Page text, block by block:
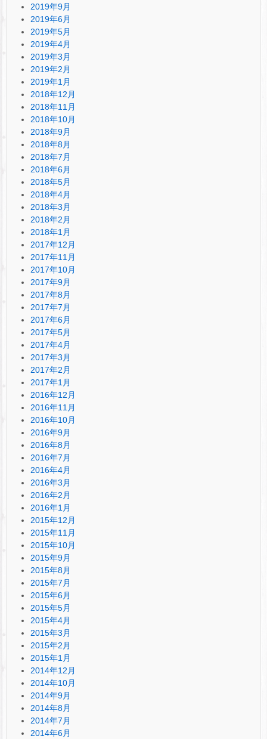
2019年9月
2019年6月
2019年5月
2019年4月
2019年3月
2019年2月
2019年1月
2018年12月
2018年11月
2018年10月
2018年9月
2018年8月
2018年7月
2018年6月
2018年5月
2018年4月
2018年3月
2018年2月
2018年1月
2017年12月
2017年11月
2017年10月
2017年9月
2017年8月
2017年7月
2017年6月
2017年5月
2017年4月
2017年3月
2017年2月
2017年1月
2016年12月
2016年11月
2016年10月
2016年9月
2016年8月
2016年7月
2016年4月
2016年3月
2016年2月
2016年1月
2015年12月
2015年11月
2015年10月
2015年9月
2015年8月
2015年7月
2015年6月
2015年5月
2015年4月
2015年3月
2015年2月
2015年1月
2014年12月
2014年10月
2014年9月
2014年8月
2014年7月
2014年6月